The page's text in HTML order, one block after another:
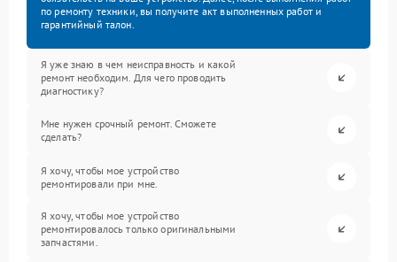
по ремонту техники, вы получите акт выполненных работ и
гарантийный талон.
Я уже знаю в чем неисправность и какой
ремонт необходим. Для чего проводить
диагностику?
Мне нужен срочный ремонт. Сможете
сделать?
Я хочу, чтобы мое устройство
ремонтировали при мне.
Я хочу, чтобы мое устройство
ремонтировалось только оригинальными
запчастями.